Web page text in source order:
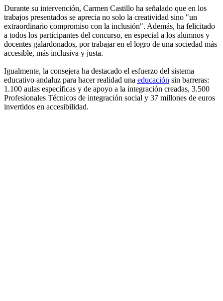
Durante su intervención, Carmen Castillo ha señalado que en los
trabajos presentados se aprecia no solo la creatividad sino "un
extraordinario compromiso con la inclusión". Además, ha felicitado
a todos los participantes del concurso, en especial a los alumnos y
docentes galardonados, por trabajar en el logro de una sociedad más
accesible, más inclusiva y justa.
Igualmente, la consejera ha destacado el esfuerzo del sistema
educativo andaluz para hacer realidad una educación sin barreras:
1.100 aulas específicas y de apoyo a la integración creadas, 3.500
Profesionales Técnicos de integración social y 37 millones de euros
invertidos en accesibilidad.